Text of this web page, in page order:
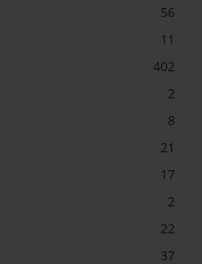
56
11
402
2
8
21
17
2
22
37